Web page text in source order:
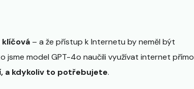
– a že přístup k Internetu by neměl být
jsme model GPT-4o naučili využívat internet přímo
a kdykoliv to potřebujete.